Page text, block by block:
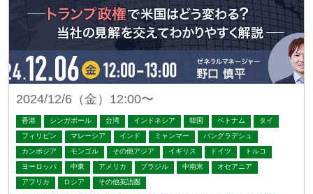
2024/12/6（金）12:00〜
香港 シンガポール 台湾 インドネシア 韓国 ベトナム
タイ
フィリピン
マレーシア インド ミャンマー
バングラデシュ
カンボジア
モンゴル その他アジア イギリス ドイツ
トルコ
ヨーロッパ
中東 アメリカ ブラジル 中南米
オセアニア
アフリカ
ロシア その他英語圏